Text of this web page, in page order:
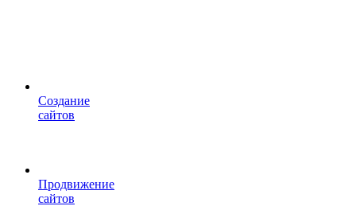
Cоздание
сайтов
Продвижение
сайтов